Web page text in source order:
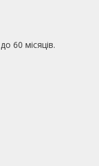
60 місяців.